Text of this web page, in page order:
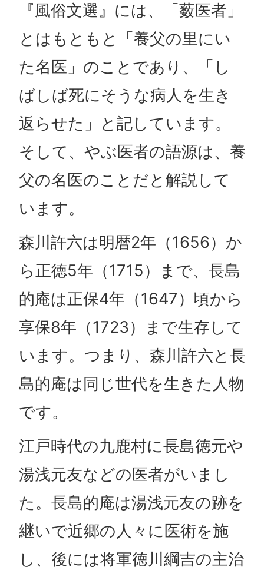
『風俗文選』には、「薮医者」
とはもともと「養父の里にい
た名医」のことであり、「し
ばしば死にそうな病人を生き
返らせた」と記しています。
そして、やぶ医者の語源は、養
父の名医のことだと解説して
います。
森川許六は明暦2年（1656）か
ら正徳5年（1715）まで、長島
的庵は正保4年（1647）頃から
享保8年（1723）まで生存して
います。つまり、森川許六と長
島的庵は同じ世代を生きた人物
です。
江戸時代の九鹿村に長島徳元や
湯浅元友などの医者がいまし
た。長島的庵は湯浅元友の跡を
継いで近郷の人々に医術を施
し、後には将軍徳川綱吉の主治